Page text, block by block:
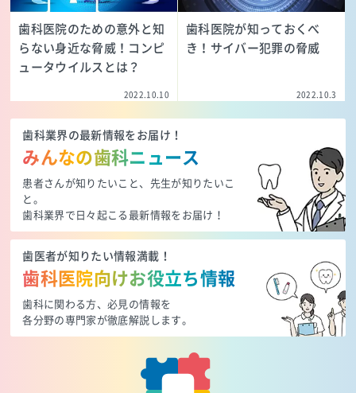
歯科医院のための意外と知
らない身近な脅威！コンピ
ュータウイルスとは？
2022.10.10
歯科医院が知っておくべ
き！サイバー犯罪の脅威
2022.10.3
歯科業界の最新情報をお届け！
みんなの歯科ニュース
患者さんが知りたいこと、先生が知りたいこ
と。
歯科業界で日々起こる最新情報をお届け！
歯医者が知りたい情報満載！
歯科医院向けお役立ち情報
歯科に関わる方、必見の情報を
各分野の専門家が徹底解説します。